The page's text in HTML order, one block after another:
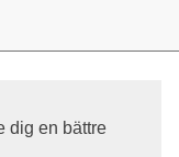
dig en bättre